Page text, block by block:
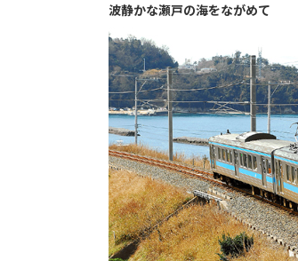
波静かな瀬戸の海をながめて